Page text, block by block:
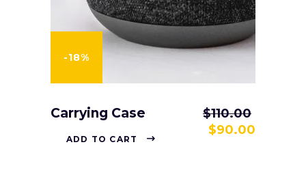
-18%
Carrying Case $110.00
$90.00
ADD TO CART